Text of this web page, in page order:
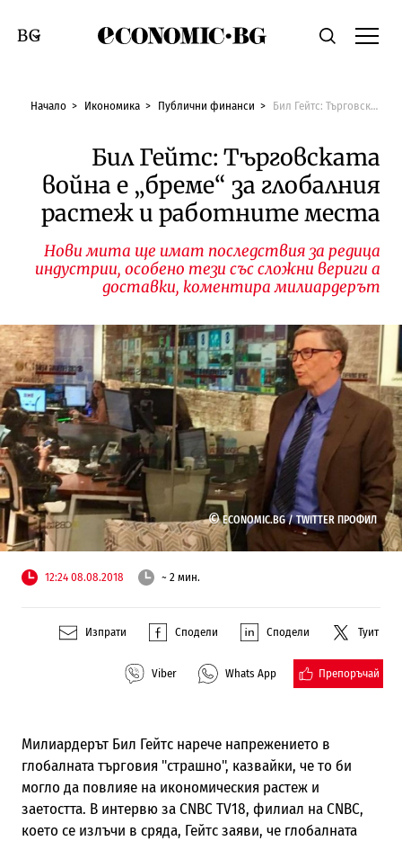
Economic.bgТърсене
Смяна на език
Начало Икономика Публични финанси Бил Гейтс: Търговската война е „бреме“ за глобалния растеж и работните места
Бил Гейтс: Търговската
война е „бреме“ за глобалния
растеж и работните места
Нови мита ще имат последствия за редица
индустрии, особено тези със сложни вериги а
доставки, коментира милиардерът
©ECONOMIC.BG /TWITTER ПРОФИЛ
12:24 08.08.2018 ~ 2 мин.
Изпрати Сподели Сподели Туит
Viber Whats App Препоръчай
Милиардерът Бил Гейтс нарече напрежението в
глобалната търговия "страшно", казвайки, че то би
могло да повлияе на икономическия растеж и
заетостта. В интервю за CNBC TV18, филиал на CNBC,
което се излъчи в сряда, Гейтс заяви, че глобалната